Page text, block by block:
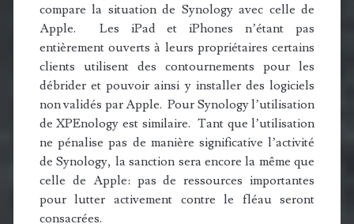
compare la situation de Synology avec celle de
Apple. Les iPad et iPhones n’étant pas
entièrement ouverts à leurs propriétaires certains
clients utilisent des contournements pour les
débrider et pouvoir ainsi y installer des logiciels
non validés par Apple. Pour Synology l’utilisation
de XPEnology est similaire. Tant que l’utilisation
ne pénalise pas de manière significative l’activité
de Synology, la sanction sera encore la même que
celle de Apple: pas de ressources importantes
pour lutter activement contre le fléau seront
consacrées.